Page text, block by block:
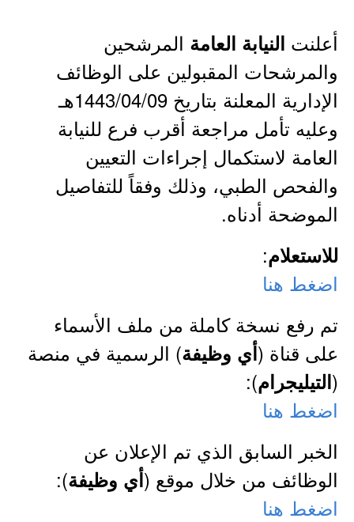
أعلنت النيابة العامة المرشحين
والمرشحات المقبولين على الوظائف
الإدارية المعلنة بتاريخ 1443/04/09هـ
وعليه تأمل مراجعة أقرب فرع للنيابة
العامة لاستكمال إجراءات التعيين
والفحص الطبي، وذلك وفقاً للتفاصيل
الموضحة أدناه.
للاستعلام:
اضغط هنا
تم رفع نسخة كاملة من ملف الأسماء
على قناة (أي وظيفة) الرسمية في منصة
(التيليجرام):
اضغط هنا
الخبر السابق الذي تم الإعلان عن
الوظائف من خلال موقع (أي وظيفة):
اضغط هنا